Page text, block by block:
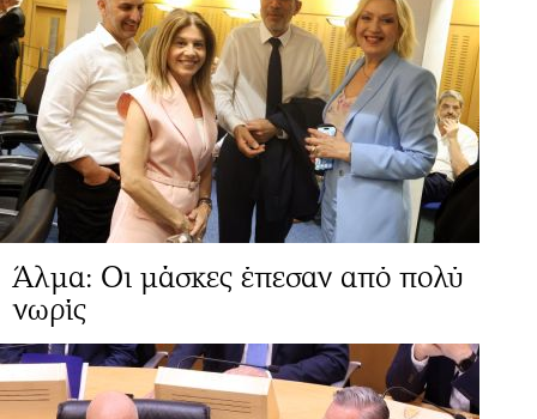
Άλμα: Οι μάσκες έπεσαν από πολύ
νωρίς